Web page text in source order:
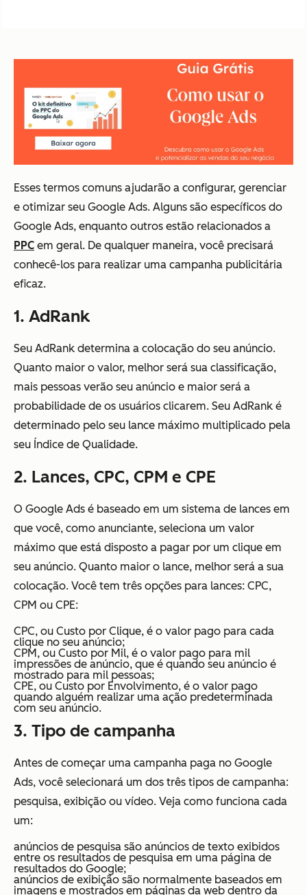
Esses termos comuns ajudarão a configurar, gerenciar
e otimizar seu Google Ads. Alguns são específicos do
Google Ads, enquanto outros estão relacionados a
PPC em geral. De qualquer maneira, você precisará
conhecê-los para realizar uma campanha publicitária
eficaz.
1. AdRank
Seu AdRank determina a colocação do seu anúncio.
Quanto maior o valor, melhor será sua classificação,
mais pessoas verão seu anúncio e maior será a
probabilidade de os usuários clicarem. Seu AdRank é
determinado pelo seu lance máximo multiplicado pela
seu Índice de Qualidade.
2. Lances, CPC, CPM e CPE
O Google Ads é baseado em um sistema de lances em
que você, como anunciante, seleciona um valor
máximo que está disposto a pagar por um clique em
seu anúncio. Quanto maior o lance, melhor será a sua
colocação. Você tem três opções para lances: CPC,
CPM ou CPE:
CPC, ou Custo por Clique, é o valor pago para cada
clique no seu anúncio;
CPM, ou Custo por Mil, é o valor pago para mil
impressões de anúncio, que é quando seu anúncio é
mostrado para mil pessoas;
CPE, ou Custo por Envolvimento, é o valor pago
quando alguém realizar uma ação predeterminada
com seu anúncio.
3. Tipo de campanha
Antes de começar uma campanha paga no Google
Ads, você selecionará um dos três tipos de campanha:
pesquisa, exibição ou vídeo. Veja como funciona cada
um:
anúncios de pesquisa são anúncios de texto exibidos
entre os resultados de pesquisa em uma página de
resultados do Google;
anúncios de exibição são normalmente baseados em
imagens e mostrados em páginas da web dentro da